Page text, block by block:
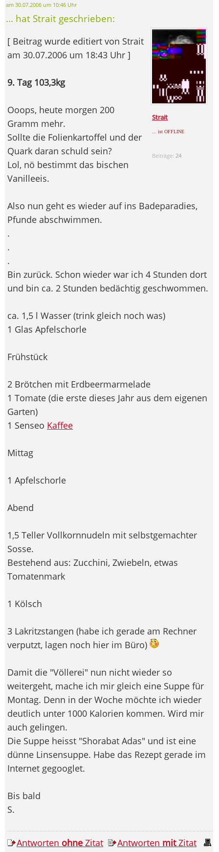
am 30.07.2006 um 10:46 Uhr
... hat Strait geschrieben:
Strait
... ist OFFLINE
Beiträge: 24
[ Beitrag wurde editiert von Strait
am 30.07.2006 um 18:43 Uhr ]
9. Tag 103,3kg
Ooops, heute morgen 200
Gramm mehr.
Sollte die Folienkartoffel und der
Quark daran schuld sein?
Lol, nö bestimmt das bischen
Vanilleeis.
Also nun geht es wieder auf ins Badeparadies,
Pfunde abschwimmen.
.
.
.
Bin zurück. Schon wieder war ich 4 Stunden dort
und bin ca. 2 Stunden bedächtig geschwommen.
ca. 1,5 l Wasser (trink gleich noch was)
1 Glas Apfelschorle
Frühstück
2 Brötchen mit Erdbeermarmelade
1 Tomate (die erste dieses Jahr aus dem eigenen
Garten)
1 Senseo Kaffee
Mittag
1 Apfelschorle
Abend
1,5 Teller Vollkornnudeln mit selbstgemachter
Sosse.
Bestehend aus: Zucchini, Zwiebeln, etwas
Tomatenmark
1 Kölsch
3 Lakritzstangen (habe ich gerade am Rechner
verputzt, lagen noch hier im Büro)
Damit die "Völlerei" nun nicht wieder so
weitergeht, mache ich mir gleich eine Suppe für
Montag. Denn in der Woche möchte ich wieder
deutlich unter 1000 Kalorien kommen. Wird mir
auch gelingen.
Die Suppe heisst "Shorabat Adas" und ist eine
dünne Linsensuppe. Habe das Rezept gerade im
Internet gegooglet.
Bis bald
S.
Antworten ohne Zitat Antworten mitZitat